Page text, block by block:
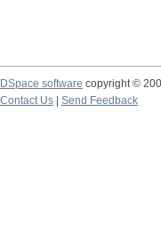
DSpace software copyright ©
Contact Us
Send Feedback